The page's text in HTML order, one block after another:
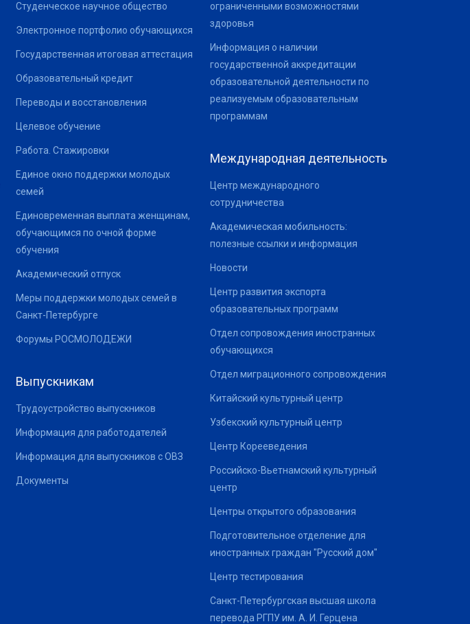
Студенческое научное общество
Электронное портфолио обучающихся
Государственная итоговая аттестация
Образовательный кредит
Переводы и восстановления
Целевое обучение
Работа. Стажировки
Единое окно поддержки молодых
семей
Единовременная выплата женщинам,
обучающимся по очной форме
обучения
Академический отпуск
Меры поддержки молодых семей в
Санкт-Петербурге
Форумы РОСМОЛОДЕЖИ
Выпускникам
Трудоустройство выпускников
Информация для работодателей
Информация для выпускников с ОВЗ
Документы
ограниченными возможностями
здоровья
Информация о наличии
государственной аккредитации
образовательной деятельности по
реализуемым образовательным
программам
Международная деятельность
Центр международного
сотрудничества
Академическая мобильность:
полезные ссылки и информация
Новости
Центр развития экспорта
образовательных программ
Отдел сопровождения иностранных
обучающихся
Отдел миграционного сопровождения
Китайский культурный центр
Узбекский культурный центр
Центр Корееведения
Российско-Вьетнамский культурный
центр
Центры открытого образования
Подготовительное отделение для
иностранных граждан "Русский дом"
Центр тестирования
Санкт-Петербургская высшая школа
перевода РГПУ им. А. И. Герцена